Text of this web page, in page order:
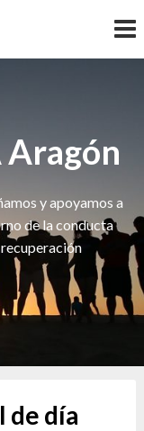
Aragón
y apoyamos a
de la conducta
de día